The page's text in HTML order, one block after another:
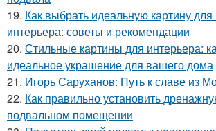
19. Как выбрать идеальную картину
интерьера: советы и рекомендации
20. Стильные картины для интерьера:
идеальное украшение для вашего дома
21. Игорь Саруханов: Путь к славе из
22. Как правильно установить
подвальном помещении